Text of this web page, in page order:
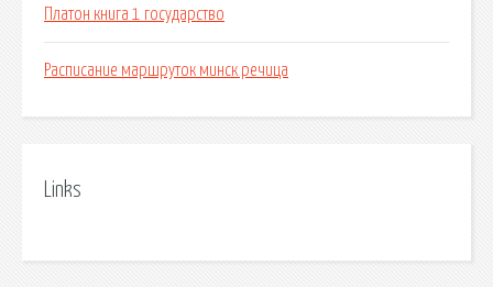
Платон книга 1 государство
Расписание маршруток минск речица
Links